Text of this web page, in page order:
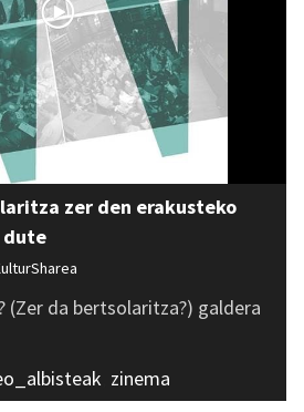
zer den erakusteko
dute
(Zer da bertsolaritza?) galdera
zinema